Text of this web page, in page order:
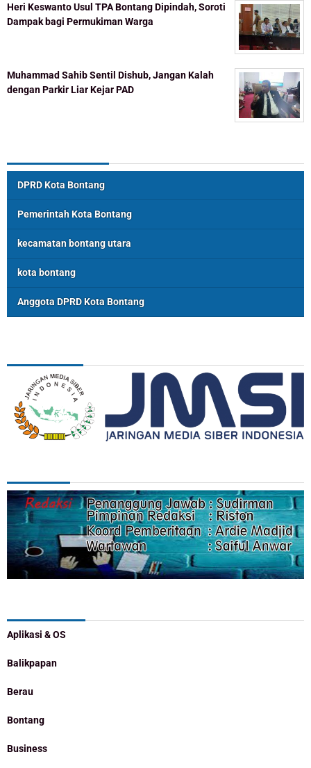
Heri Keswanto Usul TPA Bontang Dipindah, Soroti
Dampak bagi Permukiman Warga
Muhammad Sahib Sentil Dishub, Jangan Kalah
dengan Parkir Liar Kejar PAD
DPRD Kota Bontang
Pemerintah Kota Bontang
kecamatan bontang utara
kota bontang
Anggota DPRD Kota Bontang
Aplikasi & OS
Balikpapan
Berau
Bontang
Business